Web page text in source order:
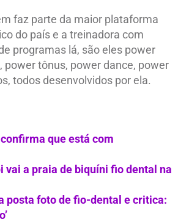
faz parte da maior plataforma
do país e a treinadora com
programas lá, são eles power
power tônus, power dance, power
todos desenvolvidos por ela.
que está com
vai a praia de biquíni fio dental na
posta foto de fio-dental e critica: